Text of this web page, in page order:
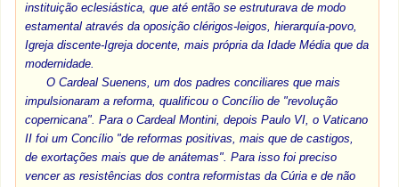
instituição eclesiástica, que até então se estruturava de modo
estamental através da oposição clérigos-leigos, hierarquía-povo,
Igreja discente-Igreja docente, mais própria da Idade Média que da
modernidade.
O Cardeal Suenens, um dos padres conciliares que mais
impulsionaram a reforma, qualificou o Concílio de "revolução
copernicana". Para o Cardeal Montini, depois Paulo VI, o Vaticano
II foi um Concílio "de reformas positivas, mais que de castigos,
de exortações mais que de anátemas". Para isso foi preciso
vencer as resistências dos contra reformistas da Cúria e de não